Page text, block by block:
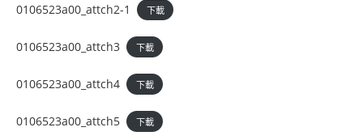
0106523a00_attch2-1 下載
0106523a00_attch3 下載
0106523a00_attch4 下載
0106523a00_attch5 下載